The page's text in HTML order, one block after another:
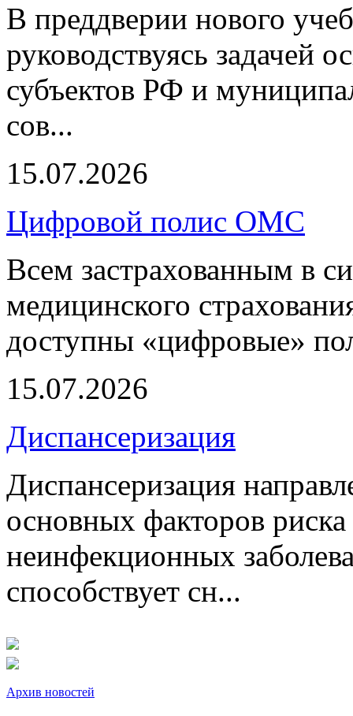
В преддверии нового
руководствуясь задачей
субъектов РФ и
сов...
15.07.2026
Цифровой полис ОМС
Всем застрахованным в
медицинского
доступны «цифровые»
15.07.2026
Диспансеризация
Диспансеризация
основных факторов
неинфекционных
способствует сн...
Архив новостей